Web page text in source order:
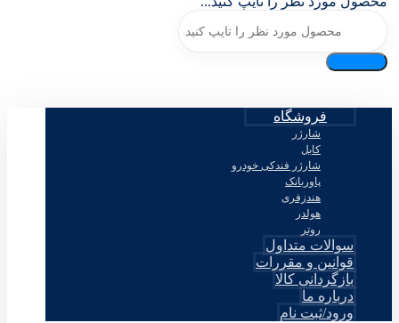
فروشگاه
شارژر
کابل
شارژر فندکی خودرو
پاوربانک
هندزفری
هولدر
روتر
سوالات متداول
قوانین و مقررات
بازگردانی کالا
درباره ما
ورود/ثبت نام